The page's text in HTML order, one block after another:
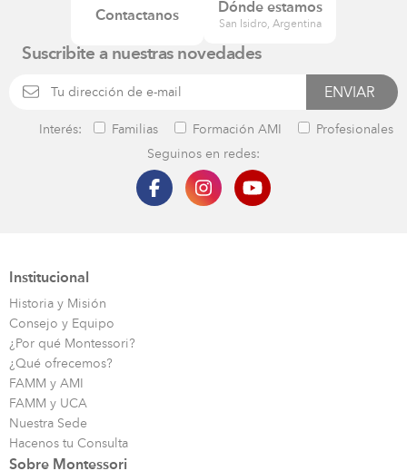
Contactanos
Dónde estamos
San Isidro, Argentina
Suscribite a nuestras novedades
Interés: Familias Formación AMI
Profesionales
Seguinos en redes:
Institucional
Historia y Misión
Consejo y Equipo
¿Por qué Montessori?
¿Qué ofrecemos?
FAMM y AMI
FAMM y UCA
Nuestra Sede
Hacenos tu Consulta
Sobre Montessori